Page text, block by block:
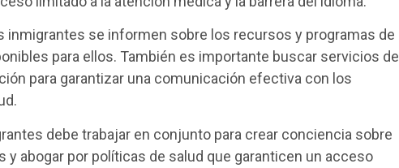
inmigrantes se informen sobre los recursos y programas de
para ellos. También es importante buscar servicios de
para garantizar una comunicación efectiva con los
debe trabajar en conjunto para crear conciencia sobre
y abogar por políticas de salud que garanticen un acceso